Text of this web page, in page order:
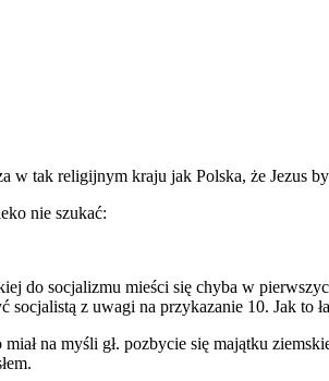
w tak religijnym kraju jak Polska, że Jezus
nie szukać:
do socjalizmu mieści się chyba w
z uwagi na przykazanie 10. Jak to
na myśli gł. pozbycie się majątku